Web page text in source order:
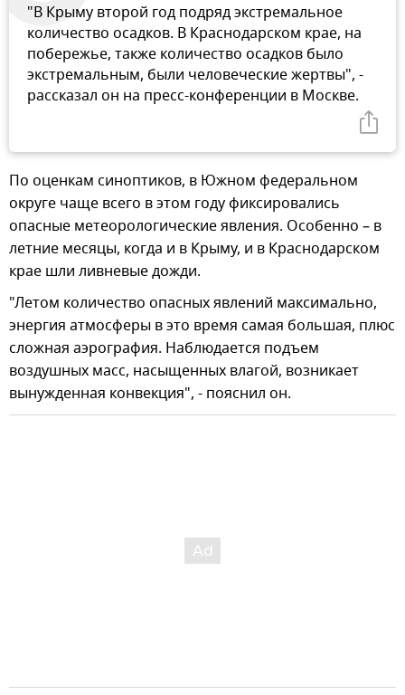
"В Крыму второй год подряд экстремальное
количество осадков. В Краснодарском крае, на
побережье, также количество осадков было
экстремальным, были человеческие жертвы", -
рассказал он на пресс-конференции в Москве.
По оценкам синоптиков, в Южном федеральном
округе чаще всего в этом году фиксировались
опасные метеорологические явления. Особенно – в
летние месяцы, когда и в Крыму, и в Краснодарском
крае шли ливневые дожди.
"Летом количество опасных явлений максимально,
энергия атмосферы в это время самая большая, плюс
сложная аэрография. Наблюдается подъем
воздушных масс, насыщенных влагой, возникает
вынужденная конвекция", - пояснил он.